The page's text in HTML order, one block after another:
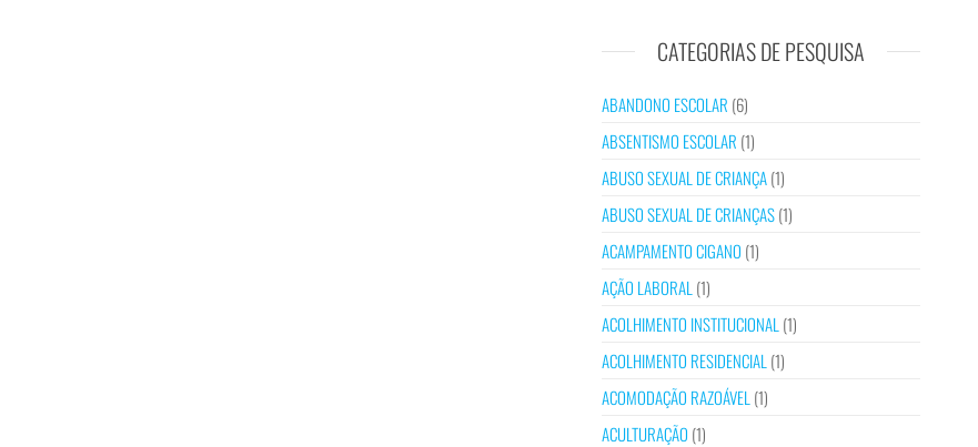
CATEGORIAS DE PESQUISA
ABANDONO ESCOLAR (6)
ABSENTISMO ESCOLAR (1)
ABUSO SEXUAL DE CRIANÇA(1)
ABUSO SEXUAL DE CRIANÇAS(1)
ACAMPAMENTO CIGANO (1)
AÇÃO LABORAL (1)
ACOLHIMENTO INSTITUCIONAL (1)
ACOLHIMENTO RESIDENCIAL (1)
ACOMODAÇÃO RAZOÁVEL (1)
ACULTURAÇÃO (1)